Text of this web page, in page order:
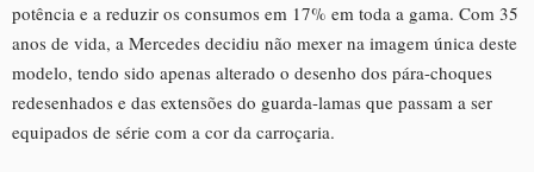
potência e a reduzir os consumos em 17% em toda a gama. Com 35
anos de vida, a Mercedes decidiu não mexer na imagem única deste
modelo, tendo sido apenas alterado o desenho dos pára-choques
redesenhados e das extensões do guarda-lamas que passam a ser
equipados de série com a cor da carroçaria.